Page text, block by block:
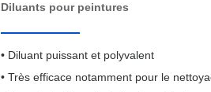
Diluants pour peintures
• Diluant puissant et polyvalent
• Très efficace notamment pour le